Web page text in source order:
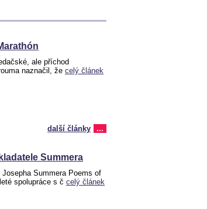
ale příchod
naznačil, že celý článek
další články
...
Summera
Summera Poems of
spolupráce s č celý článek